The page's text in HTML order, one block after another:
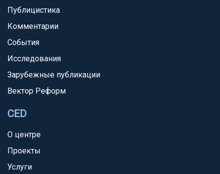
Публицистика
Комментарии
События
Исследования
Зарубежные публикации
Вектор Реформ
CED
О центре
Проекты
Услуги